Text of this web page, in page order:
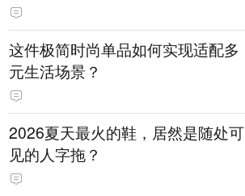
这件极简时尚单品如何实现适配多
元生活场景？
2026夏天最火的鞋，居然是随处可
见的人字拖？